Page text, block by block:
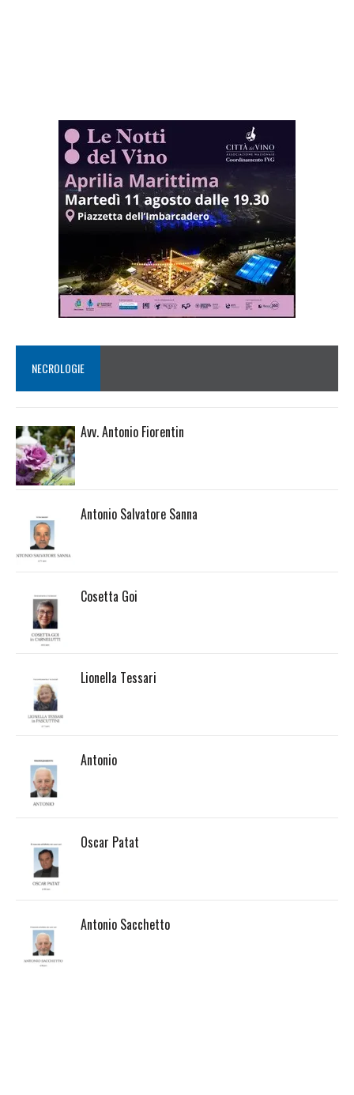
NECROLOGIE
Avv. Antonio Fiorentin
Antonio Salvatore Sanna
Cosetta Goi
Lionella Tessari
Antonio
Oscar Patat
Antonio Sacchetto